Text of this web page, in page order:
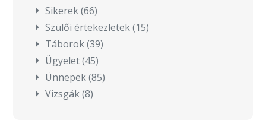
Sikerek(66)
Szülői értekezletek(15)
Táborok(39)
Ügyelet(45)
Ünnepek(85)
Vizsgák(8)